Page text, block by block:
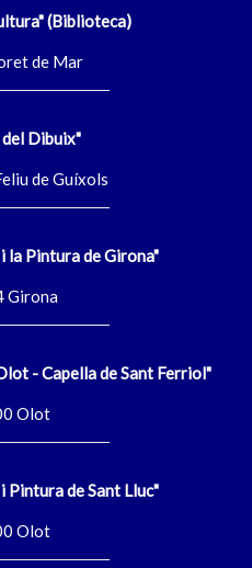
(Biblioteca)
de Mar
Dibuix"
de Guíxols
la Pintura de Girona"
Girona
- Capella de Sant Ferriol"
Olot
Pintura de Sant Lluc"
Olot